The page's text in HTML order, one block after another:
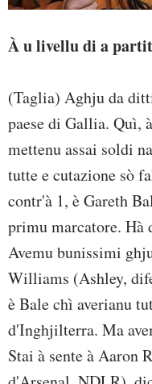
À u livellu di a
(Taglia) Aghju da
paese di Gallia. Quì,
mettenu assai soldi
tutte e cutazione sò
contr'à 1, è Gareth
primu marcatore. Hà
Avemu bunissimi
Williams (Ashley,
è Bale chì averianu
d'Inghjilterra. Ma
Stai à sente à Aaron